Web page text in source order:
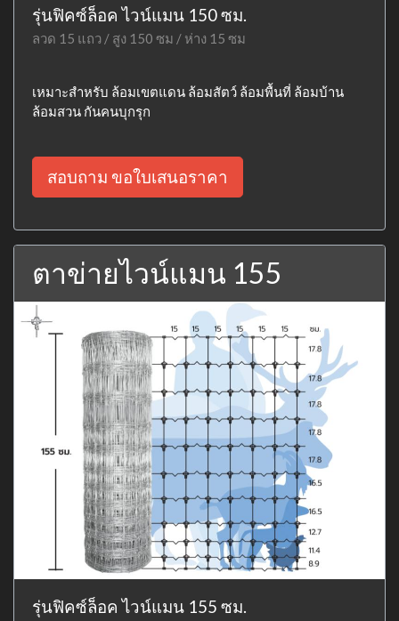
รุ่นฟิคซ์ล็อค ไวน์แมน 150 ซม.
ลวด 15 แถว / สูง 150 ซม / ห่าง 15 ซม
เหมาะสำหรับ ล้อมเขตแดน ล้อมสัตว์ ล้อมพื้นที่ ล้อมบ้าน
ล้อมสวน กันคนบุกรุก
สอบถาม ขอใบเสนอราคา
ตาข่ายไวน์แมน 155
รุ่นฟิคซ์ล็อค ไวน์แมน 155 ซม.